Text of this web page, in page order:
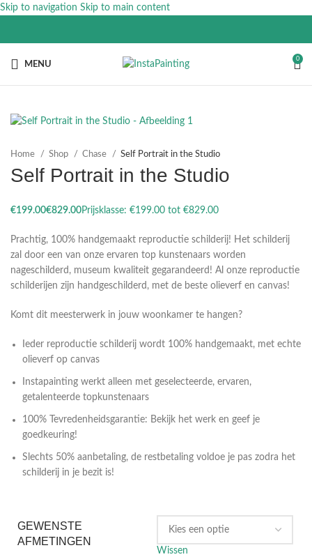
Skip to navigation Skip to main content
MENU
0
Home Shop Chase Self Portrait in the Studio
Self Portrait in the Studio
€ €
Prachtig, 100% handgemaakt reproductie schilderij! Het schilderij
zal door een van onze ervaren top kunstenaars worden
nageschilderd, museum kwaliteit gegarandeerd! Al onze reproductie
schilderijen zijn handgeschilderd, met de beste olieverf en canvas!
Komt dit meesterwerk in jouw woonkamer te hangen?
Ieder reproductie schilderij wordt 100% handgemaakt, met echte
olieverf op canvas
Instapainting werkt alleen met geselecteerde, ervaren,
getalenteerde topkunstenaars
100% Tevredenheidsgarantie: Bekijk het werk en geef je
goedkeuring!
Slechts 50% aanbetaling, de restbetaling voldoe je pas zodra het
schilderij in je bezit is!
GEWENSTE
AFMETINGEN
Wissen